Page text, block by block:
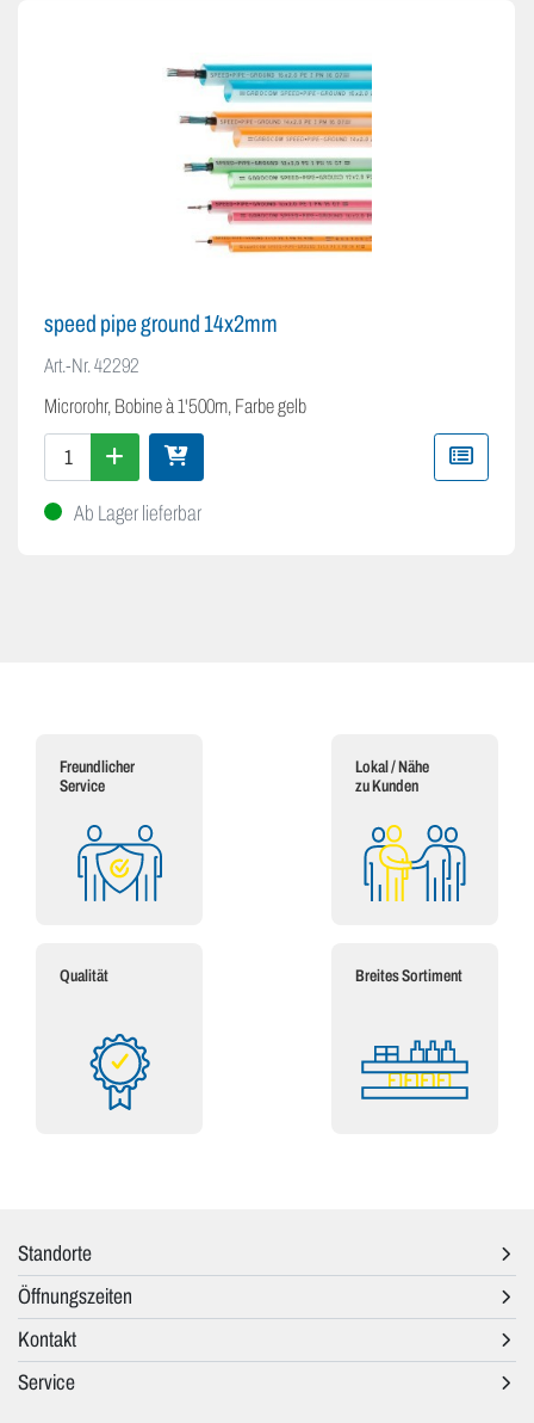
speed pipe ground 14x2mm
Art.-Nr.42292
Microrohr, Bobine à 1'500m, Farbe gelb
Ab Lager lieferbar
Freundlicher
Service
Lokal / Nähe
zu Kunden
Qualität Breites Sortiment
Standorte
Öffnungszeiten
Kontakt
Service